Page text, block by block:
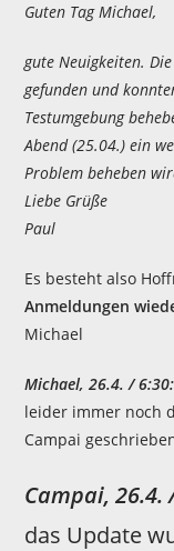
Guten Tag Michael,
gute Neuigkeiten.
gefunden und
Testumgebung
Abend (25.04.) ein
Problem beheben
Liebe Grüße
Paul
Es besteht also
Anmeldungen
Michael
Michael, 26.4. / 6:30:
leider immer noch
Campai
Campai, 26.4.
das Update